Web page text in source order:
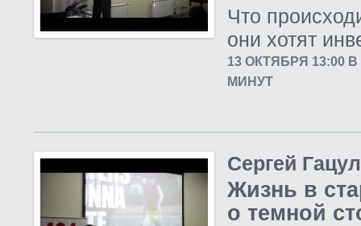
Что
они хотят
13 ОКТЯБРЯ 13:00
МИНУТ
Сергей
Жизнь в
о темной